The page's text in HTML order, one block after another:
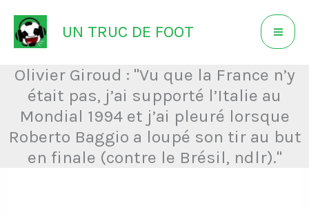
Aller
au
contenu
UN TRUC DE FOOT
Olivier Giroud : "Vu que la France n’y
était pas, j’ai supporté l’Italie au
Mondial 1994 et j’ai pleuré lorsque
Roberto Baggio a loupé son tir au but
en finale (contre le Brésil, ndlr)."